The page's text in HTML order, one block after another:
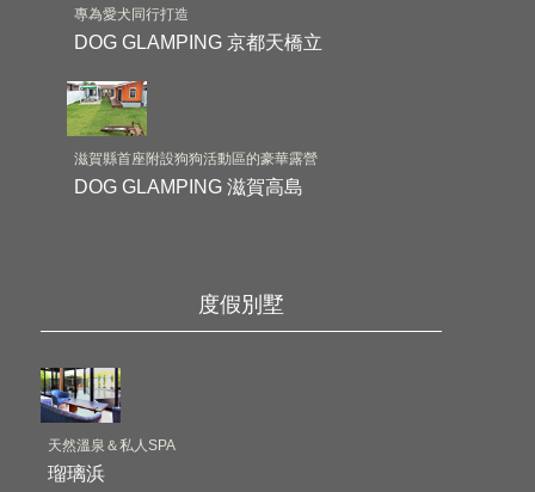
專為愛犬同行打造
DOG GLAMPING 京都天橋立
滋賀縣首座附設狗狗活動區的豪華露營
DOG GLAMPING 滋賀高島
度假別墅
天然溫泉＆私人SPA
瑠璃浜